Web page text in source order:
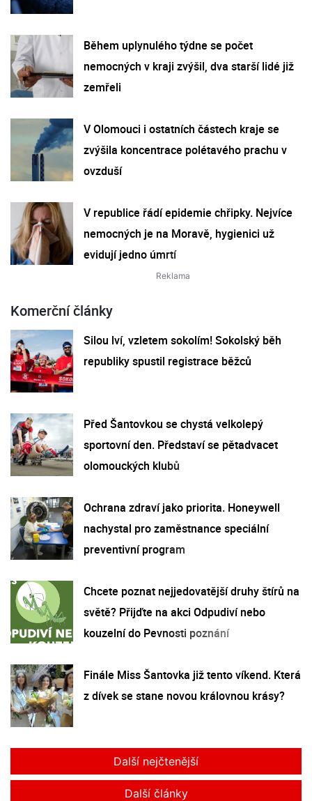
Během uplynulého týdne se počet
nemocných v kraji zvýšil, dva starší lidé již
zemřeli
V Olomouci i ostatních částech kraje se
zvýšila koncentrace polétavého prachu v
ovzduší
V republice řádí epidemie chřipky. Nejvíce
nemocných je na Moravě, hygienici už
evidují jedno úmrtí
Komerční články
Silou lví, vzletem sokolím! Sokolský běh
republiky spustil registrace běžců
Před Šantovkou se chystá velkolepý
sportovní den. Představí se pětadvacet
olomouckých klubů
Ochrana zdraví jako priorita. Honeywell
nachystal pro zaměstnance speciální
preventivní program
Chcete poznat nejjedovatější druhy štírů na
světě? Přijďte na akci Odpudiví nebo
kouzelní do Pevnosti poznání
Finále Miss Šantovka již tento víkend. Která
z dívek se stane novou královnou krásy?
Další nejčtenější
Další články